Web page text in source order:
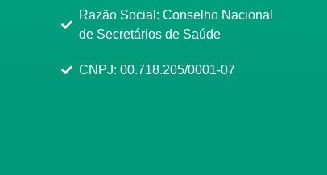
Razão Social: Conselho Nacional
de Secretários de Saúde
CNPJ: 00.718.205/0001-07